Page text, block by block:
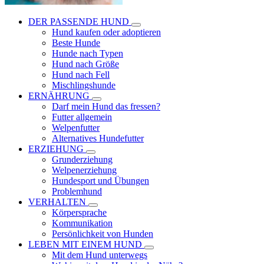
DER PASSENDE HUND
Hund kaufen oder adoptieren
Beste Hunde
Hunde nach Typen
Hund nach Größe
Hund nach Fell
Mischlingshunde
ERNÄHRUNG
Darf mein Hund das fressen?
Futter allgemein
Welpenfutter
Alternatives Hundefutter
ERZIEHUNG
Grunderziehung
Welpenerziehung
Hundesport und Übungen
Problemhund
VERHALTEN
Körpersprache
Kommunikation
Persönlichkeit von Hunden
LEBEN MIT EINEM HUND
Mit dem Hund unterwegs